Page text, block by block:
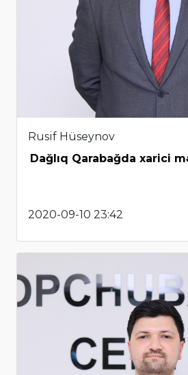
Rusif Hüseynov
Dağlıq Qarabağda xarici
2020-09-10 23:42